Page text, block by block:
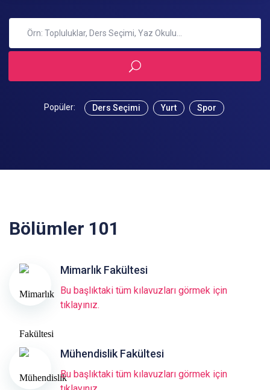
Popüler: Ders Seçimi Yurt Spor
Bölümler 101
Mimarlık Fakültesi
Bu başlıktaki tüm kılavuzları görmek için
tıklayınız.
Mühendislik Fakültesi
Bu başlıktaki tüm kılavuzları görmek için